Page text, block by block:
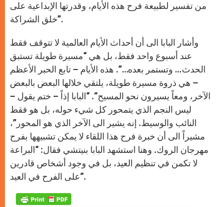
من تفسير لطبيعة فرح هذه الأيام، وقدرتها الإبداعية على
خلق الشراكة”.
وأشار البابا الى أن أحداث الأيام العالمية لا تتوقف فقط
عند أسبوع واحد فقط، بل هي “مسيرة طويلة تستبق
الحدث… وتستمر بعده…”. هذه الأيام – تابع الحبر الأعظم
– هي ذروة مسيرة طويلة، يلتقي خلالها البعض بالبعض
الآخر، ومعاً يسيرون نحو المسيح”. “البابا إذاً – ختم يقول –
ليس النجم الذي يتمحور كل شيء حوله، بل هو فقط
النائب والوسيط. إنه يشير الى الآخر الذي هو المحور”،
مشيراً الى أن خبرة فرح هذا اللقاء لا يمكن تشبيهها بفرح
مهرجان الروك. وهنا استشهد البابا بنيتشي فقال: “البراعة
لا تكمن في تنظيم العيد، بل في وجود أشخاص قادرين
على الفرح في العيد”.